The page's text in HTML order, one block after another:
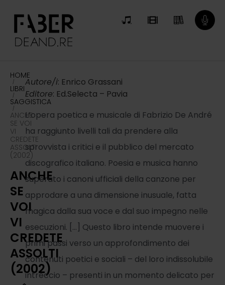
HOME
/
LIBRI
/
SAGGISTICA
/
ANCHE
SE VOI
VI
CREDETE
ASSOLTI
(2002)
ANCHE
SE
VOI
VI
CREDETE
ASSOLTI
(2002)
Autore/i: Enrico Grassani
Editore: Ed.Selecta – Pavia
L’opera poetica e musicale di Fabrizio De André
ha raggiunto livelli tali da prendere alla
sprovvista i critici e il pubblico del mercato
discografico italiano. Poesia e musica hanno
superato i canoni ufficiali della canzone per
approdare a una dimensione inusuale, fatta
magica dalla sua voce e dal suo impegno nelle
esecuzioni. […] Questo libro intende muovere i
primi passi verso un approfondimento dei
contenuti poetici e sociali – del loro indissolubile
intreccio – presenti in un momento delicato per